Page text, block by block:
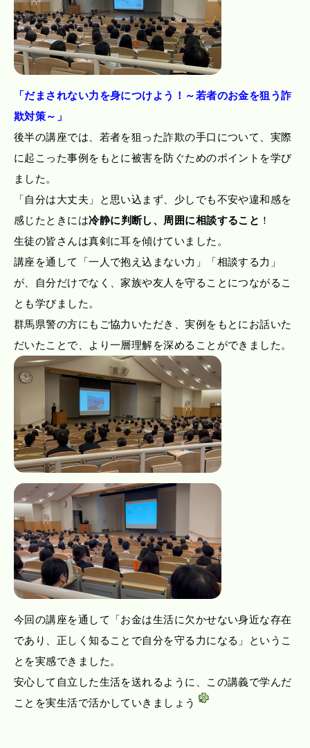
「だまされない力を身につけよう！～若者のお金を狙う詐
欺対策～」
後半の講座では、若者を狙った詐欺の手口について、実際
に起こった事例をもとに被害を防ぐためのポイントを学び
ました。
「自分は大丈夫」と思い込まず、少しでも不安や違和感を
感じたときには冷静に判断し、周囲に相談すること ！
生徒の皆さんは真剣に耳を傾けていました。
講座を通して「一人で抱え込まない力」「相談する力」
が、自分だけでなく、家族や友人を守ることにつながるこ
とも学びました。
群馬県警の方にもご協力いただき、実例をもとにお話いた
だいたことで、より一層理解を深めることができました。
今回の講座を通して「お金は生活に欠かせない身近な存在
であり、正しく知ることで自分を守る力になる」というこ
とを実感できました。
安心して自立した生活を送れるように、この講義で学んだ
ことを実生活で活かしていきましょう